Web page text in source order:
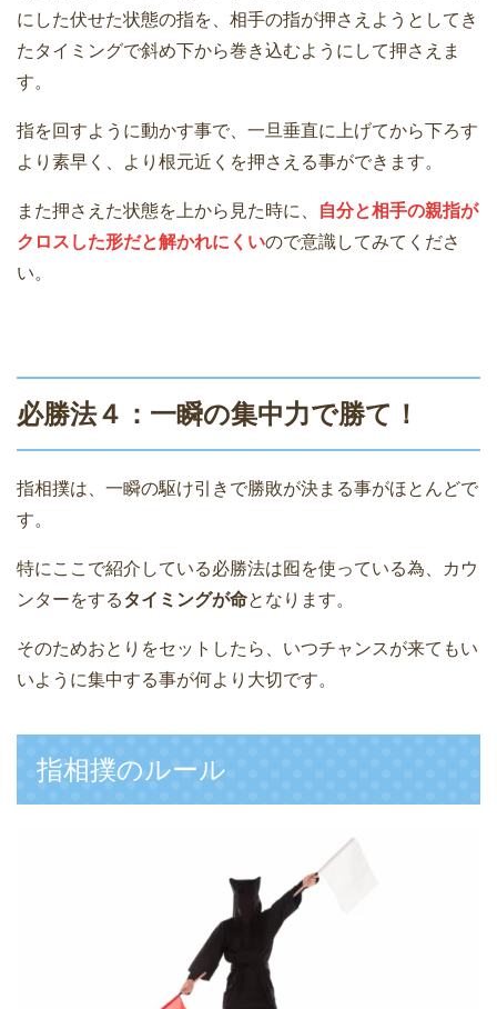
にした伏せた状態の指を、相手の指が押さえようとしてき
たタイミングで斜め下から巻き込むようにして押さえま
す。
指を回すように動かす事で、一旦垂直に上げてから下ろす
より素早く、より根元近くを押さえる事ができます。
また押さえた状態を上から見た時に、
自分と相手の親指が
クロスした形だと解かれにくいので意識してみてくださ
い。
必勝法４：一瞬の集中力で勝て！
指相撲は、一瞬の駆け引きで勝敗が決まる事がほとんどで
す。
特にここで紹介している必勝法は囮を使っている為、カウ
ンターをするタイミングが命となります。
そのためおとりをセットしたら、いつチャンスが来てもい
いように集中する事が何より大切です。
指相撲のルール